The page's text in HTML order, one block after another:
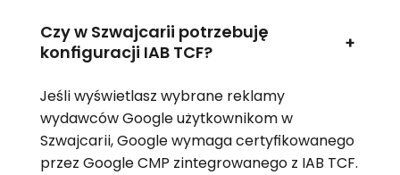
Czy w Szwajcarii potrzebuję
konfiguracji IAB TCF?
+
Jeśli wyświetlasz wybrane reklamy
wydawców Google użytkownikom w
Szwajcarii, Google wymaga certyfikowanego
przez Google CMP zintegrowanego z IAB TCF.